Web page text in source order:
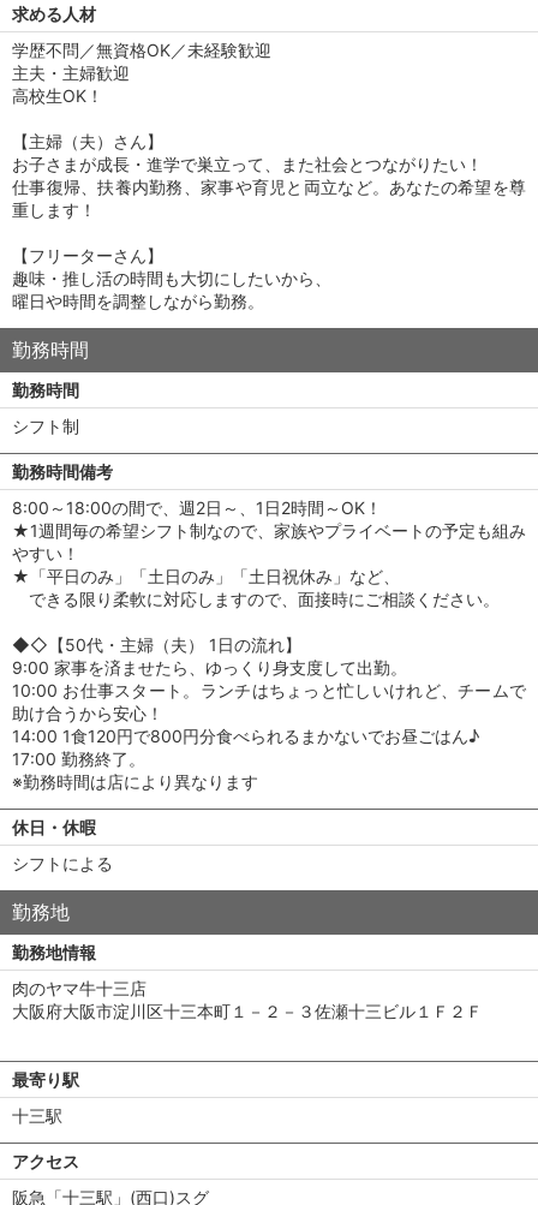
求める人材
学歴不問／無資格OK／未経験歓迎
主夫・主婦歓迎
高校生OK！
【主婦（夫）さん】
お子さまが成長・進学で巣立って、また社会とつながりたい！
仕事復帰、扶養内勤務、家事や育児と両立など。あなたの希望を尊
重します！
【フリーターさん】
趣味・推し活の時間も大切にしたいから、
曜日や時間を調整しながら勤務。
勤務時間
勤務時間
シフト制
勤務時間備考
8:00～18:00の間で、週2日～、1日2時間～OK！
★1週間毎の希望シフト制なので、家族やプライベートの予定も組み
やすい！
★「平日のみ」「土日のみ」「土日祝休み」など、
できる限り柔軟に対応しますので、面接時にご相談ください。
◆◇【50代・主婦（夫） 1日の流れ】
9:00 家事を済ませたら、ゆっくり身支度して出勤。
10:00 お仕事スタート。ランチはちょっと忙しいけれど、チームで
助け合うから安心！
14:00 1食120円で800円分食べられるまかないでお昼ごはん♪
17:00 勤務終了。
※勤務時間は店により異なります
休日・休暇
シフトによる
勤務地
勤務地情報
肉のヤマ牛十三店
大阪府大阪市淀川区十三本町１－２－３佐瀬十三ビル１Ｆ２Ｆ
最寄り駅
十三駅
アクセス
阪急「十三駅」(西口)スグ